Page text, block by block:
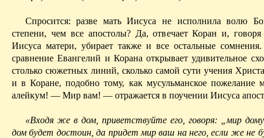
Спросится: разве мать Иисуса не исполнила волю
степени, чем все апостолы? Да, отвечает Коран и,
Иисуса матери, убирает также и все остальные
сравнение Евангелий и Корана открывает удивительное
столько сюжетных линий, сколько самой сути учения
и в Коране, подобно тому, как мусульманское
алейкум! — Мир вам! — отражается в поучении Иисуса
«Входя же в дом, приветствуйте его, говоря: „мир
дом будет достоин, да придет мир ваш на него, если же не